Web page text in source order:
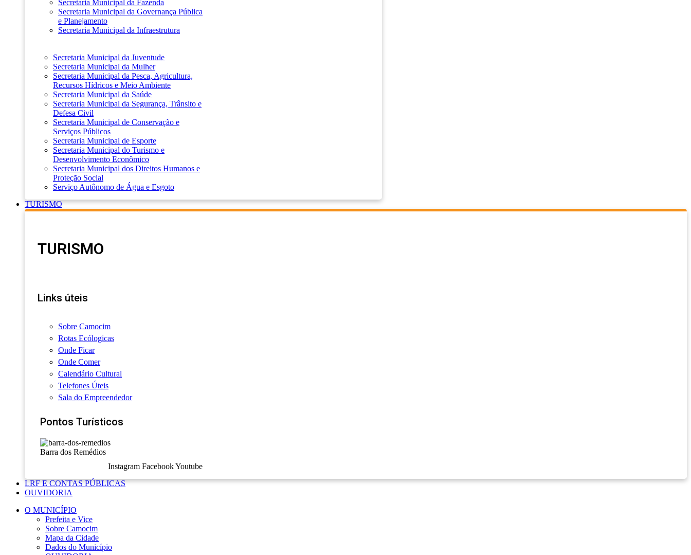
Secretaria Municipal da Fazenda
Secretaria Municipal da Governança Pública
e Planejamento
Secretaria Municipal da Infraestrutura
Secretaria Municipal da Juventude
Secretaria Municipal da Mulher
Secretaria Municipal da Pesca, Agricultura,
Recursos Hídricos e Meio Ambiente
Secretaria Municipal da Saúde
Secretaria Municipal da Segurança, Trânsito e
Defesa Civil
Secretaria Municipal de Conservação e
Serviços Públicos
Secretaria Municipal de Esporte
Secretaria Municipal do Turismo e
Desenvolvimento Econômico
Secretaria Municipal dos Direitos Humanos e
Proteção Social
Serviço Autônomo de Água e Esgoto
TURISMO
TURISMO
Links úteis
Sobre Camocim
Rotas Ecólogicas
Onde Ficar
Onde Comer
Calendário Cultural
Telefones Úteis
Sala do Empreendedor
Pontos Turísticos
Barra dos Remédios
Instagram FacebookYoutube
LRF E CONTAS PÚBLICAS
OUVIDORIA
O MUNICÍPIO
Prefeita e Vice
Sobre Camocim
Mapa da Cidade
Dados do Município